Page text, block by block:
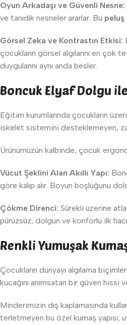
Oyun Arkadaşı ve Güvenli Nesne:
ve tanıdık nesneler ararlar. Bu peluş
Görsel Zeka ve Kontrastın Etkisi:
çocukların görsel algılarını en
duygularını aynı anda besler.
Boncuk Elyaf Dolgu
Eğitim kurumlarında çocukların
iskelet sistemini desteklemeyen,
Ürünümüzün kalbinde, çocuk
Vücut Şeklini Alan Akıllı Yapı:
göre kalıp alır. Boyun boşluğunu
Çökme Direnci: Sürekli üzerine
pürüzsüz, dolgun ve konforlu ilk
Renkli Yumuşak
Çocukların dünyayı algılama
kucağını anımsatan bir güven hissi
Minderimizin dış kaplamasında
terletmeyen bu özel kumaş yapısı;